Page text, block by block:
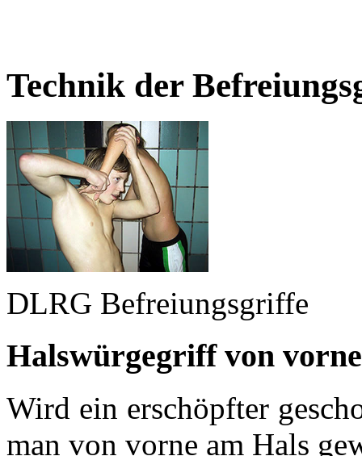
Technik der
DLRG Befreiungsgriffe
Halswürgegriff von
Wird ein erschöpfter
man von vorne am Hals